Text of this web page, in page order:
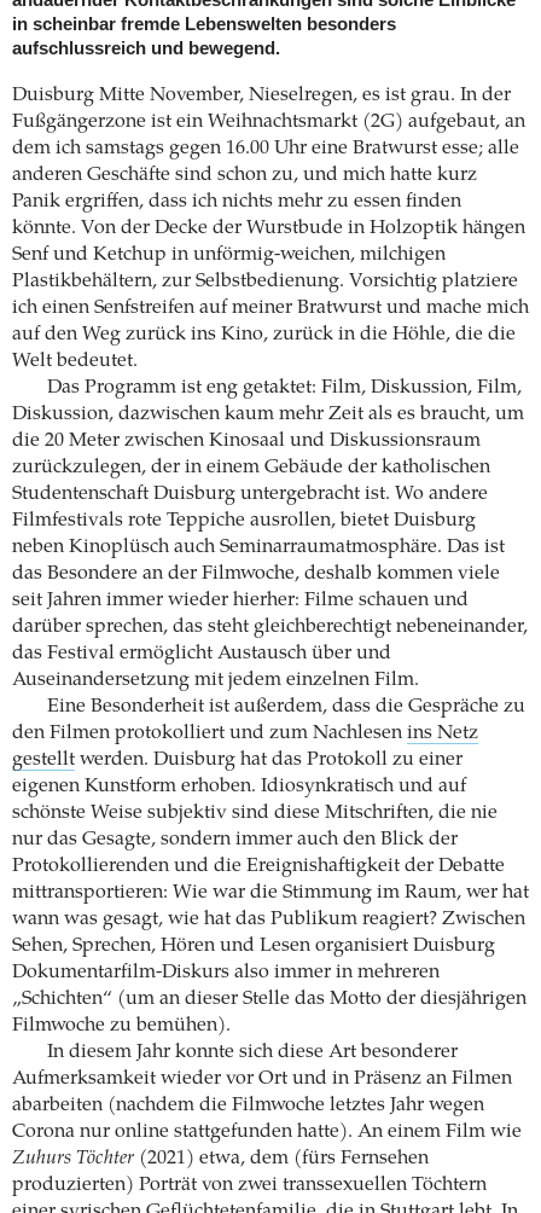
in scheinbar fremde Lebenswelten besonders
aufschlussreich und bewegend.
Duisburg Mitte November, Nieselregen, es ist grau. In der
Fußgängerzone ist ein Weihnachtsmarkt (2G) aufgebaut, an
dem ich samstags gegen 16.00 Uhr eine Bratwurst esse; alle
anderen Geschäfte sind schon zu, und mich hatte kurz
Panik ergriffen, dass ich nichts mehr zu essen finden
könnte. Von der Decke der Wurstbude in Holzoptik hängen
Senf und Ketchup in unförmig-weichen, milchigen
Plastikbehältern, zur Selbstbedienung. Vorsichtig platziere
ich einen Senfstreifen auf meiner Bratwurst und mache mich
auf den Weg zurück ins Kino, zurück in die Höhle, die die
Welt bedeutet.
Das Programm ist eng getaktet: Film, Diskussion, Film,
Diskussion, dazwischen kaum mehr Zeit als es braucht, um
die 20 Meter zwischen Kinosaal und Diskussionsraum
zurückzulegen, der in einem Gebäude der katholischen
Studentenschaft Duisburg untergebracht ist. Wo andere
Filmfestivals rote Teppiche ausrollen, bietet Duisburg
neben Kinoplüsch auch Seminarraumatmosphäre. Das ist
das Besondere an der Filmwoche, deshalb kommen viele
seit Jahren immer wieder hierher: Filme schauen und
darüber sprechen, das steht gleichberechtigt nebeneinander,
das Festival ermöglicht Austausch über und
Auseinandersetzung mit jedem einzelnen Film.
Eine Besonderheit ist außerdem, dass die Gespräche zu
den Filmen protokolliert und zum Nachlesen ins Netz
gestellt werden. Duisburg hat das Protokoll zu einer
eigenen Kunstform erhoben. Idiosynkratisch und auf
schönste Weise subjektiv sind diese Mitschriften, die nie
nur das Gesagte, sondern immer auch den Blick der
Protokollierenden und die Ereignishaftigkeit der Debatte
mittransportieren: Wie war die Stimmung im Raum, wer hat
wann was gesagt, wie hat das Publikum reagiert? Zwischen
Sehen, Sprechen, Hören und Lesen organisiert Duisburg
Dokumentarfilm-Diskurs also immer in mehreren
„Schichten“ (um an dieser Stelle das Motto der diesjährigen
Filmwoche zu bemühen).
In diesem Jahr konnte sich diese Art besonderer
Aufmerksamkeit wieder vor Ort und in Präsenz an Filmen
abarbeiten (nachdem die Filmwoche letztes Jahr wegen
Corona nur online stattgefunden hatte). An einem Film wie
Zuhurs Töchter (2021) etwa, dem (fürs Fernsehen
produzierten) Porträt von zwei transsexuellen Töchtern